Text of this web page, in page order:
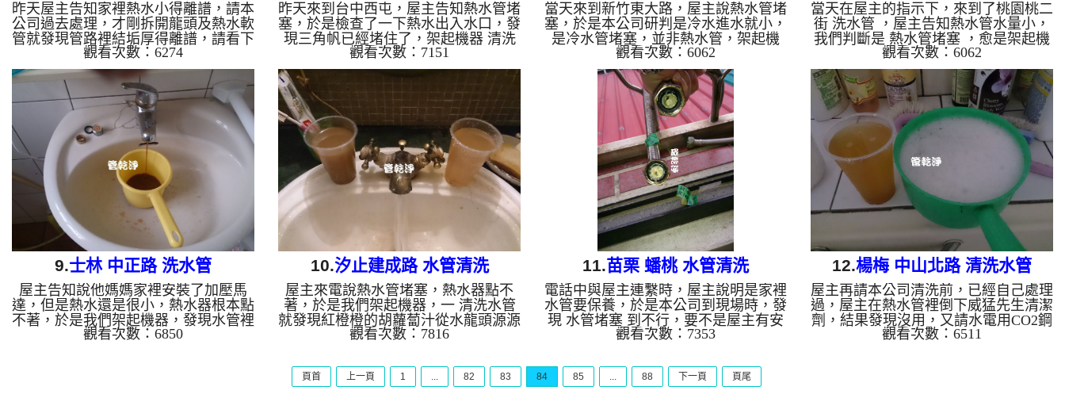
昨天屋主告知家裡熱水小得離譜，請本
公司過去處理，才剛拆開龍頭及熱水軟
管就發現管路裡結垢厚得離譜，請看下
圖，清洗水管 約半小時後，水量就恢
復正常了 清洗水管 水管清洗 洗水管
熱水管堵塞 熱水忽冷忽熱 ...
觀看次數：6274
昨天來到台中西屯，屋主告知熱水管堵
塞，於是檢查了一下熱水出入水口，發
現三角帆已經堵住了，架起機器 清洗
水管 時，發現水的顏色更是讓人驚
艷，居然是藍綠色，真是太意外了，沒
多久熱水管出口就洗通了 清洗水管
水管清洗 洗水管 熱水管堵塞 熱水忽冷
忽熱 ...
觀看次數：7151
當天來到新竹東大路，屋主說熱水管堵
塞，於是本公司研判是冷水進水就小，
是冷水管堵塞，並非熱水管，架起機
器，灌入檸檬酸，一起動機器，就發現
如沙子般的硬塊，一片片從水龍頭流
出，沒多久，屋主滿意的付款了 清
洗水管 水管清洗 洗水管 熱水管堵塞
熱水忽冷忽熱 ...
觀看次數：6062
當天在屋主的指示下，來到了桃園桃二
街 洗水管 ，屋主告知熱水管水量小，
我們判斷是 熱水管堵塞 ，愈是架起機
器，剛灌好 檸檬酸，就看到灰色的水
從水管噴出來，味道相當刺鼻噁心，洗
了約一個多小時，終於把屋主的問題解
決 清洗水管 水管清洗 洗水管 熱水管
堵塞 熱水忽冷忽熱 ...
觀看次數：6062
9.士林 中正路 洗水管
屋主告知說他媽媽家裡安裝了加壓馬
達，但是熱水還是很小，熱水器根本點
不著，於是我們架起機器，發現水管裡
蘊藏著不少胡蘿蔔汁，而且還散發著濃
觀看次數：6850
10.汐止建成路 水管清洗
屋主來電說熱水管堵塞，熱水器點不
著，於是我們架起機器，一 清洗水管
就發現紅橙橙的胡蘿蔔汁從水龍頭源源
不絕的流出，還散發濃厚的機油味，花
洗水管 水管清洗 洗水管 熱水管堵塞
熱水忽冷忽熱 ...
觀看次數：7816
11.苗栗 蟠桃 水管清洗
電話中與屋主連繫時，屋主說明是家裡
水管要保養，於是本公司到現場時，發
現 水管堵塞 到不行，要不是屋主有安
裝加壓馬達，我想水都出不來，安裝好
不如預期的骯髒，但是看看第一圖，管
路完全堵塞，真是誇張... 清洗水管 水
觀看次數：7353
12.楊梅 中山北路 清洗水管
屋主再請本公司清洗前，已經自己處理
過，屋主在熱水管裡倒下威猛先生清潔
劑，結果發現沒用，又請水電用CO2鋼
瓶及用拉電線的軟管在水管理抽插，結
觀看次數：6511
頁首 上一頁 1 ... 82 83 84 85 ... 88 下一頁 頁尾